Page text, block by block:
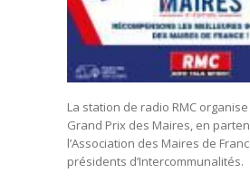
La station de radio RMC organise
Grand Prix des Maires, en
l’Association des Maires de
présidents d’Intercommunalités.